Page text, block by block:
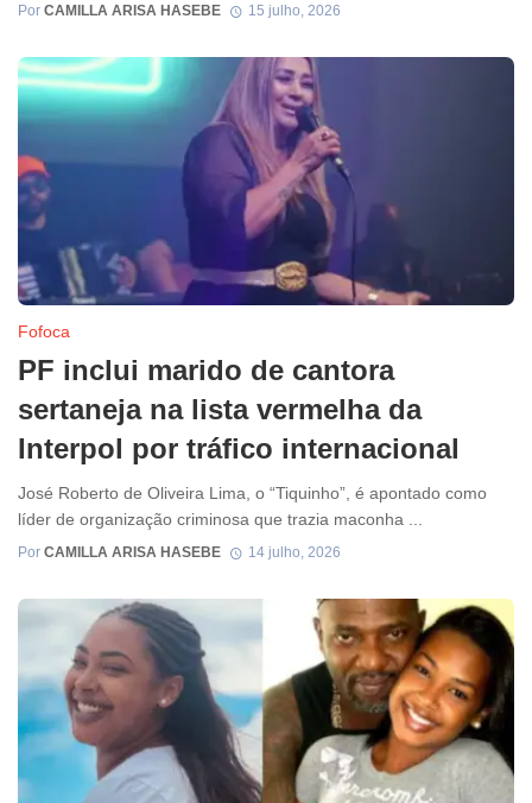
Por CAMILLA ARISA HASEBE 15 julho, 2026
Fofoca
PF inclui marido de cantora
sertaneja na lista vermelha da
Interpol por tráfico internacional
José Roberto de Oliveira Lima, o “Tiquinho”, é apontado como
líder de organização criminosa que trazia maconha ...
Por CAMILLA ARISA HASEBE 14 julho, 2026